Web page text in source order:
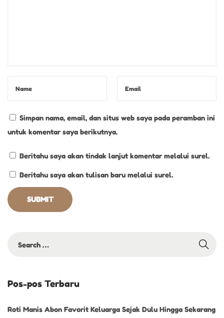
Simpan nama, email, dan situs web saya pada peramban ini
untuk komentar saya berikutnya.
Beritahu saya akan tindak lanjut komentar melalui surel.
Beritahu saya akan tulisan baru melalui surel.
Pos-pos Terbaru
Roti Manis Abon Favorit Keluarga Sejak Dulu Hingga Sekarang